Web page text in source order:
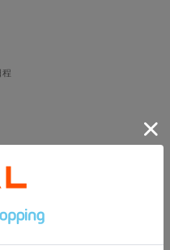
程
ー会開催のお知らせ